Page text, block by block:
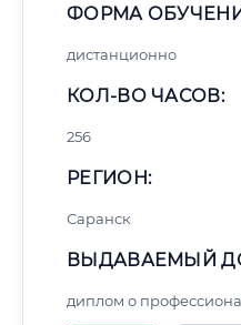
ФОРМА
дистанционно
КОЛ-ВО ЧАСОВ:
256
РЕГИОН:
Саранск
ВЫДАВАЕМЫЙ
диплом о